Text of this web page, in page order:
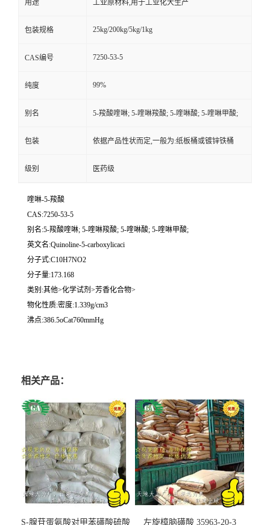
用途 工业原材料,用于工业化大生产
包装规格 25kg/200kg/5kg/1kg
CAS编号 7250-53-5
纯度 99%
别名 5-羧酸喹啉; 5-喹啉羧酸; 5-喹啉酸; 5-喹啉甲酸;
包装 依据产品性状而定,一般为:纸板桶或镀锌铁桶
级别 医药级
喹啉-5-羧酸
CAS:7250-53-5
别名:5-羧酸喹啉; 5-喹啉羧酸; 5-喹啉酸; 5-喹啉甲酸;
英文名:Quinoline-5-carboxylicaci
分子式:C10H7NO2
分子量:173.168
类别:其他>化学试剂>芳香化合物>
物化性质:密度:1.339g/cm3
沸点:386.5oCat760mmHg
相关产品：
S-腺苷蛋氨酸对甲苯磺酸硫酸 左旋樟脑磺酸 35963-20-3